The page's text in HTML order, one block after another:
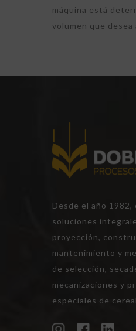
máquina está
volumen que desea
Desde el año 1982,
soluciones
proyección,
mantenimiento y
de selección,
mecanizaciones y
especiales de